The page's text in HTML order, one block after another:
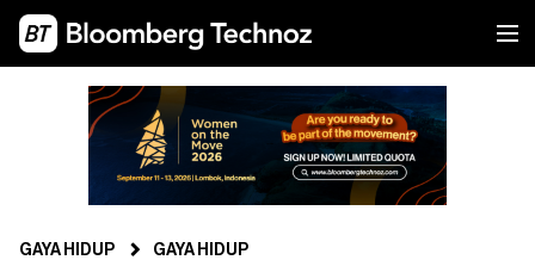
GAYA HIDUP GAYA HIDUP